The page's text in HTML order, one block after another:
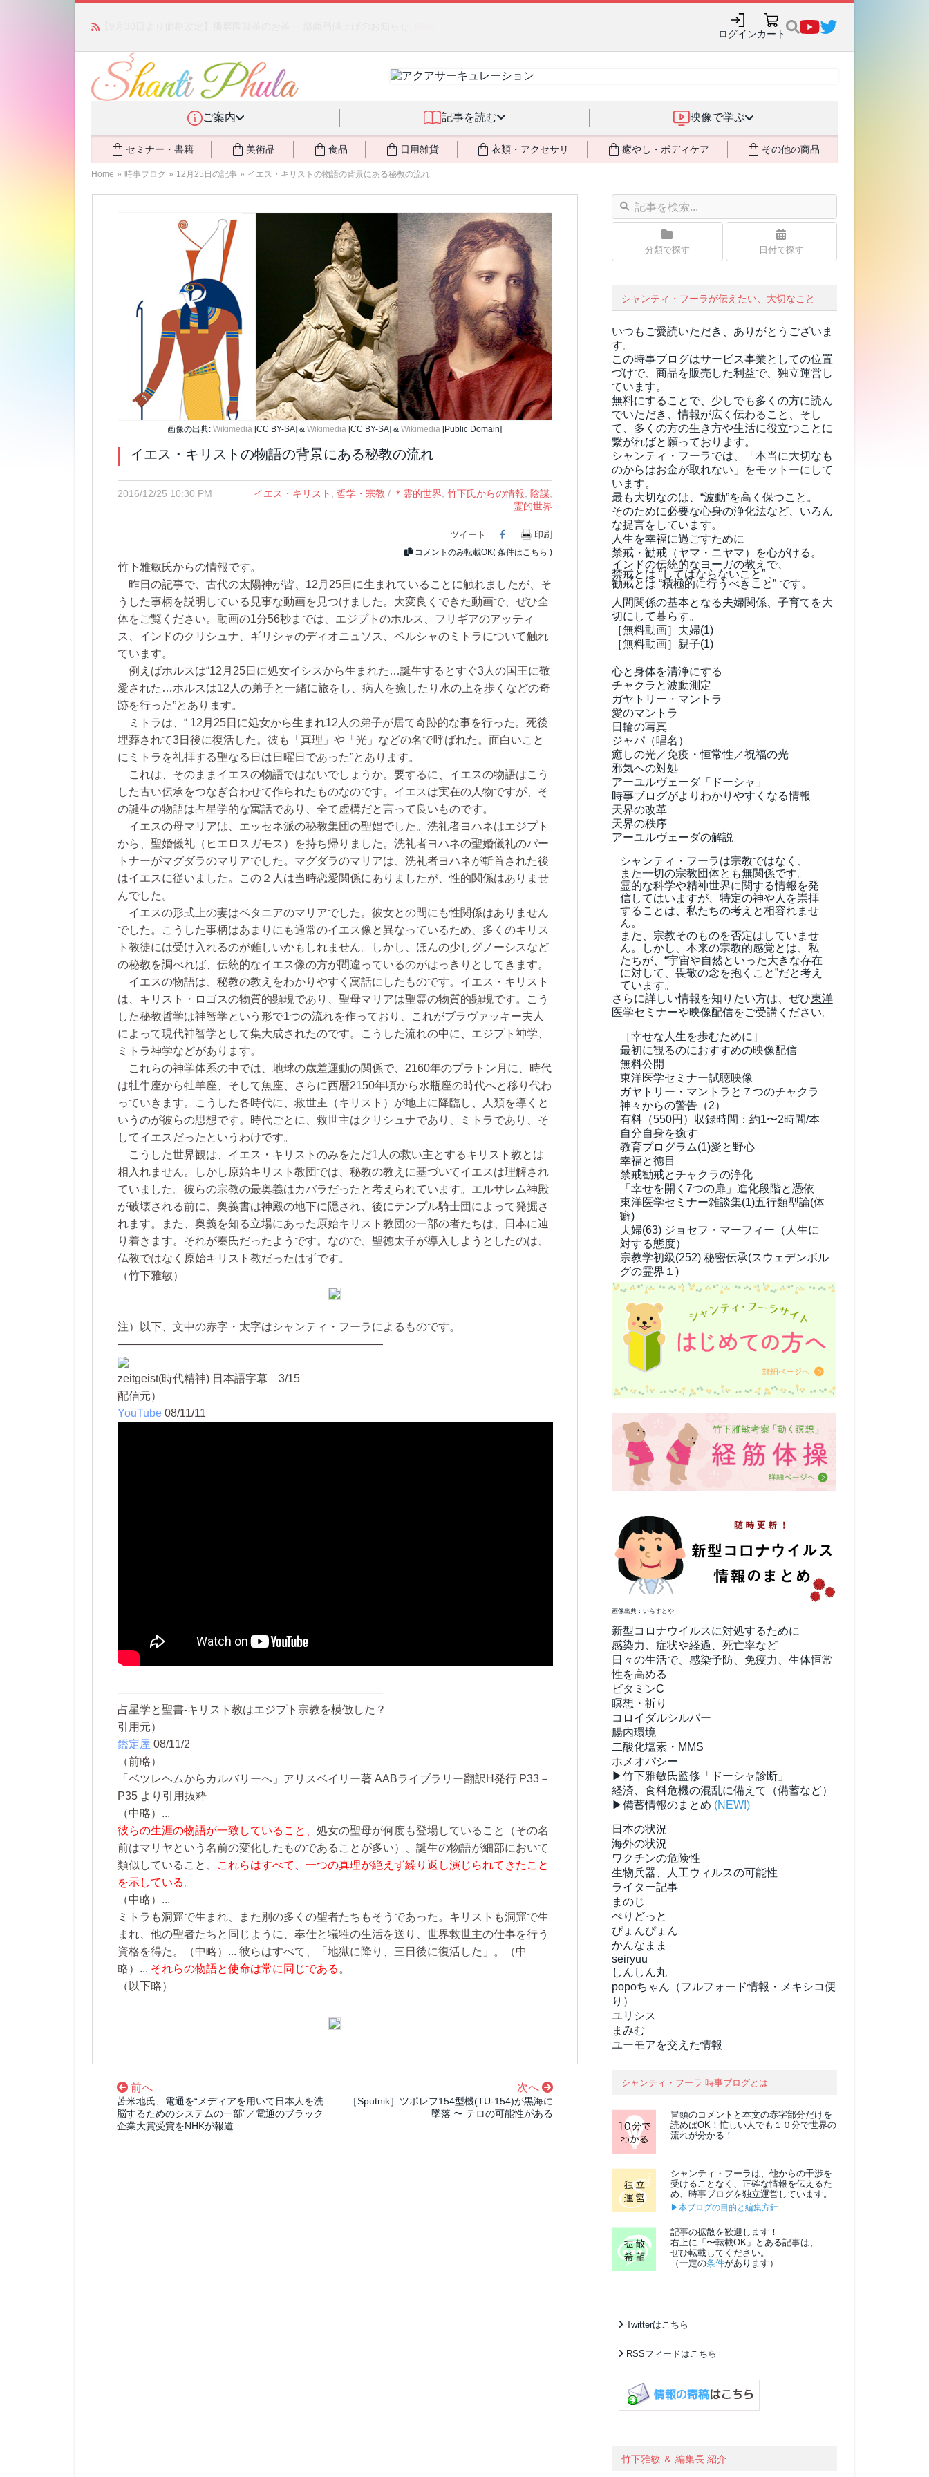
ログインカート
ご案内 記事を読む 映像で学ぶ
セミナー・書籍 美術品 食品 日用雑貨 衣類・アクセサリ 癒やし・ボディケア その他の商品
Home » 時事ブログ » 12月25日の記事 » イエス・キリストの物語の背景にある秘教の流れ
画像の出典:Wikimedia [CC BY-SA] &Wikimedia [CC BY-SA] &Wikimedia [Public Domain]
イエス・キリストの物語の背景にある秘教の流れ
2016/12/25 10:30 PM イエス・キリスト 哲学・宗教 / ＊霊的世界 竹下氏からの情報 陰謀,
霊的世界
ツイート Facebook
印刷
コメントのみ転載OK( 条件はこちら )
竹下雅敏氏からの情報です。
昨日の記事で、古代の太陽神が皆、12月25日に生まれていることに触れましたが、そ
うした事柄を説明している見事な動画を見つけました。大変良くできた動画で、ぜひ全
体をご覧ください。動画の1分56秒までは、エジプトのホルス、フリギアのアッティ
ス、インドのクリシュナ、ギリシャのディオニュソス、ペルシャのミトラについて触れ
ています。
例えばホルスは“12月25日に処女イシスから生まれた…誕生するとすぐ3人の国王に敬
愛された…ホルスは12人の弟子と一緒に旅をし、病人を癒したり水の上を歩くなどの奇
跡を行った”とあります。
ミトラは、“ 12月25日に処女から生まれ12人の弟子が居て奇跡的な事を行った。死後
埋葬されて3日後に復活した。彼も「真理」や「光」などの名で呼ばれた。面白いこと
にミトラを礼拝する聖なる日は日曜日であった”とあります。
これは、そのままイエスの物語ではないでしょうか。要するに、イエスの物語はこう
した古い伝承をつなぎ合わせて作られたものなのです。イエスは実在の人物ですが、そ
の誕生の物語は占星学的な寓話であり、全て虚構だと言って良いものです。
イエスの母マリアは、エッセネ派の秘教集団の聖娼でした。洗礼者ヨハネはエジプト
から、聖婚儀礼（ヒエロスガモス）を持ち帰りました。洗礼者ヨハネの聖婚儀礼のパー
トナーがマグダラのマリアでした。マグダラのマリアは、洗礼者ヨハネが斬首された後
はイエスに従いました。この２人は当時恋愛関係にありましたが、性的関係はありませ
んでした。
イエスの形式上の妻はベタニアのマリアでした。彼女との間にも性関係はありません
でした。こうした事柄はあまりにも通常のイエス像と異なっているため、多くのキリス
ト教徒には受け入れるのが難しいかもしれません。しかし、ほんの少しグノーシスなど
の秘教を調べれば、伝統的なイエス像の方が間違っているのがはっきりとしてきます。
イエスの物語は、秘教の教えをわかりやすく寓話にしたものです。イエス・キリスト
は、キリスト・ロゴスの物質的顕現であり、聖母マリアは聖霊の物質的顕現です。こう
した秘教哲学は神智学という形で1つの流れを作っており、これがブラヴァッキー夫人
によって現代神智学として集大成されたのです。こうした流れの中に、エジプト神学、
ミトラ神学などがあります。
これらの神学体系の中では、地球の歳差運動の関係で、2160年のプラトン月に、時代
は牡牛座から牡羊座、そして魚座、さらに西暦2150年頃から水瓶座の時代へと移り代わ
っていきます。こうした各時代に、救世主（キリスト）が地上に降臨し、人類を導くと
いうのが彼らの思想です。時代ごとに、救世主はクリシュナであり、ミトラであり、そ
してイエスだったというわけです。
こうした世界観は、イエス・キリストのみをただ1人の救い主とするキリスト教とは
相入れません。しかし原始キリスト教団では、秘教の教えに基づいてイエスは理解され
ていました。彼らの宗教の最奥義はカバラだったと考えられています。エルサレム神殿
が破壊される前に、奥義書は神殿の地下に隠され、後にテンプル騎士団によって発掘さ
れます。また、奥義を知る立場にあった原始キリスト教団の一部の者たちは、日本に辿
り着きます。それが秦氏だったようです。なので、聖徳太子が導入しようとしたのは、
仏教ではなく原始キリスト教だったはずです。
（竹下雅敏）
注）以下、文中の赤字・太字はシャンティ・フーラによるものです。
————————————————————————
zeitgeist(時代精神) 日本語字幕 3/15
配信元）
YouTube 08/11/11
————————————————————————
占星学と聖書-キリスト教はエジプト宗教を模倣した？
引用元）
鑑定屋 08/11/2
（前略）
「ベツレヘムからカルバリーへ」アリスベイリー著 AABライブラリー翻訳H発行 P33－
P35 より引用抜粋
（中略）...
彼らの生涯の物語が一致していること、 処女の聖母が何度も登場していること（その名
前はマリヤという名前の変化したものであることが多い）、誕生の物語が細部において
類似していること、
これらはすべて、一つの真理が絶えず繰り返し演じられてきたこと
を示している。
（中略）...
ミトラも洞窟で生まれ、また別の多くの聖者たちもそうであった。キリストも洞窟で生
まれ、他の聖者たちと同じように、奉仕と犠牲の生活を送り、世界救世主の仕事を行う
資格を得た。
（中略）... 彼らはすべて、「地獄に降り、三日後に復活した」。
（中
略）... それらの物語と使命は常に同じである 。
（以下略）
前へ
苫米地氏、電通を“メディアを用いて日本人を洗
脳するためのシステムの一部”／電通のブラック
企業大賞受賞をNHKが報道
次へ
［Sputnik］ツポレフ154型機(TU-154)が黒海に
墜落 〜 テロの可能性がある
分類で探す 日付で探す
シャンティ・フーラが伝えたい、大切なこと
いつもご愛読いただき、ありがとうございま
す。
この時事ブログはサービス事業としての位置
づけで、商品を販売した利益で、独立運営し
ています。
無料にすることで、少しでも多くの方に読ん
でいただき、情報が広く伝わること、そし
て、 多くの方の生き方や生活に役立つことに
繋がればと願っております。
シャンティ・フーラでは、「本当に大切なも
のからはお金が取れない」をモットーにして
います。
最も大切なのは、“波動”を高く保つこと。
そのために必要な心身の浄化法など、いろん
な提言をしています。
人生を幸福に過ごすために
禁戒・勧戒（ヤマ・ニヤマ）を心がける。
インドの伝統的なヨーガの教えで、
禁戒とは “してはならないこと” 、
勧戒とは “積極的に行うべきこと” です。
人間関係の基本となる夫婦関係、子育てを大
切にして暮らす。
［無料動画］夫婦(1)
［無料動画］親子(1)
心と身体を清浄にする
チャクラと波動測定
ガヤトリー・マントラ
愛のマントラ
日輪の写真
ジャパ（唱名）
癒しの光／免疫・恒常性／祝福の光
邪気への対処
アーユルヴェーダ「ドーシャ」
時事ブログがよりわかりやすくなる情報
天界の改革
天界の秩序
アーユルヴェーダの解説
シャンティ・フーラは宗教ではなく、
また一切の宗教団体とも無関係です。
霊的な科学や精神世界に関する情報を発
信してはいますが、特定の神や人を崇拝
することは、私たちの考えと相容れませ
ん。
また、宗教そのものを否定はしていませ
ん。しかし、本来の宗教的感覚とは、私
たちが、“宇宙や自然といった大きな存在
に対して、畏敬の念を抱くこと”だと考え
ています。
さらに詳しい情報を知りたい方は、ぜひ東洋
医学セミナーや映像配信をご受講ください。
［幸せな人生を歩むために］
最初に観るのにおすすめの映像配信
無料公開
東洋医学セミナー試聴映像
ガヤトリー・マントラと７つのチャクラ
神々からの警告（2）
有料（550円） 収録時間：約1〜2時間/本
自分自身を癒す
教育プログラム(1)愛と野心
幸福と徳目
禁戒勧戒とチャクラの浄化
「幸せを開く7つの扉」進化段階と憑依
東洋医学セミナー雑談集(1)五行類型論(体
癖)
夫婦(63) ジョセフ・マーフィー（人生に
対する態度）
宗教学初級(252) 秘密伝承(スウェデンボル
グの霊界１)
画像出典：いらすとや
新型コロナウイルスに対処するために
感染力、症状や経過、死亡率など
日々の生活で、感染予防、免疫力、生体恒常
性を高める
ビタミンC
瞑想・祈り
コロイダルシルバー
腸内環境
二酸化塩素・MMS
ホメオパシー
▶竹下雅敏氏監修「ドーシャ診断」
経済、食料危機の混乱に備えて（備蓄など）
▶備蓄情報のまとめ (NEW!)
日本の状況
海外の状況
ワクチンの危険性
生物兵器、人工ウィルスの可能性
ライター記事
まのじ
ぺりどっと
ぴょんぴょん
かんなまま
seiryuu
しんしん丸
popoちゃん（フルフォード情報・メキシコ便
り）
ユリシス
まみむ
ユーモアを交えた情報
シャンティ・フーラ 時事ブログとは
冒頭のコメントと本文の赤字部分だけを
読めばOK！忙しい人でも１０分で世界の
流れが分かる！
シャンティ・フーラは、他からの干渉を
受けることなく、正確な情報を伝えるた
め、時事ブログを独立運営しています。
▶本ブログの目的と編集方針
記事の拡散を歓迎します！
右上に「〜転載OK」とある記事は、
ぜひ転載してください。
（一定の条件があります）
Twitterはこちら
RSSフィードはこちら
竹下雅敏 ＆ 編集長 紹介